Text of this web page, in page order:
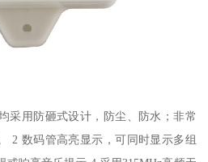
采用防砸式设计，防尘、防水；非常
2 数码管高亮显示，可同时显示多组